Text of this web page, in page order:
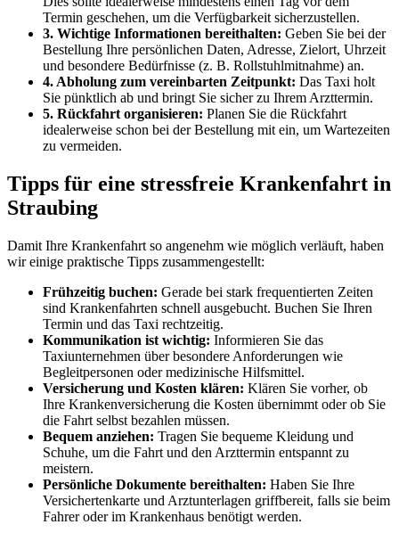
Termin geschehen, um die Verfügbarkeit sicherzustellen.
3. Wichtige Informationen bereithalten: Geben Sie bei der
Bestellung Ihre persönlichen Daten, Adresse, Zielort, Uhrzeit
und besondere Bedürfnisse (z. B. Rollstuhlmitnahme) an.
4. Abholung zum vereinbarten Zeitpunkt: Das Taxi holt
Sie pünktlich ab und bringt Sie sicher zu Ihrem Arzttermin.
5. Rückfahrt organisieren: Planen Sie die Rückfahrt
idealerweise schon bei der Bestellung mit ein, um Wartezeiten
zu vermeiden.
Tipps für eine stressfreie Krankenfahrt in
Straubing
Damit Ihre Krankenfahrt so angenehm wie möglich verläuft, haben
wir einige praktische Tipps zusammengestellt:
Frühzeitig buchen: Gerade bei stark frequentierten Zeiten
sind Krankenfahrten schnell ausgebucht. Buchen Sie Ihren
Termin und das Taxi rechtzeitig.
Kommunikation ist wichtig: Informieren Sie das
Taxiunternehmen über besondere Anforderungen wie
Begleitpersonen oder medizinische Hilfsmittel.
Versicherung und Kosten klären: Klären Sie vorher, ob
Ihre Krankenversicherung die Kosten übernimmt oder ob Sie
die Fahrt selbst bezahlen müssen.
Bequem anziehen: Tragen Sie bequeme Kleidung und
Schuhe, um die Fahrt und den Arzttermin entspannt zu
meistern.
Persönliche Dokumente bereithalten: Haben Sie Ihre
Versichertenkarte und Arztunterlagen griffbereit, falls sie beim
Fahrer oder im Krankenhaus benötigt werden.